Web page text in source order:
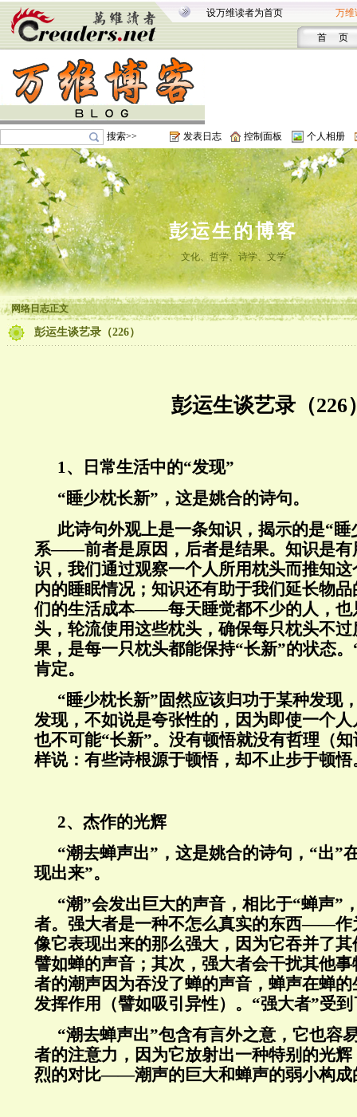
设万维读者为首页 万维
首 页
搜索>> 发表日志 控制面板 个人相册
彭运生的博客
文化、哲学、诗学、文学
网络日志正文
彭运生谈艺录（226）
彭运生谈艺录（226
1、日常生活中的“发现”
“睡少枕长新”，这是姚合的诗句。
此诗句外观上是一条知识，揭示的是“睡
系——前者是原因，后者是结果。知识是有
识，我们通过观察一个人所用枕头而推知
内的睡眠情况；知识还有助于我们延长物
们的生活成本——每天睡觉都不少的人，也
头，轮流使用这些枕头，确保每只枕头不
果，是每一只枕头都能保持“长新”的状态
肯定。
“睡少枕长新”固然应该归功于某种发现
发现，不如说是夸张性的，因为即使一个
也不可能“长新”。没有顿悟就没有哲理（
样说：有些诗根源于顿悟，却不止步于顿悟
2、杰作的光辉
“潮去蝉声出”，这是姚合的诗句，“出”
现出来”。
“潮”会发出巨大的声音，相比于“蝉声”
者。强大者是一种不怎么真实的东西——作
像它表现出来的那么强大，因为它吞并了
譬如蝉的声音；其次，强大者会干扰其他
者的潮声因为吞没了蝉的声音，蝉声在蝉
发挥作用（譬如吸引异性）。“强大者”受
“潮去蝉声出”包含有言外之意，它也容
者的注意力，因为它放射出一种特别的光
烈的对比——潮声的巨大和蝉声的弱小构成